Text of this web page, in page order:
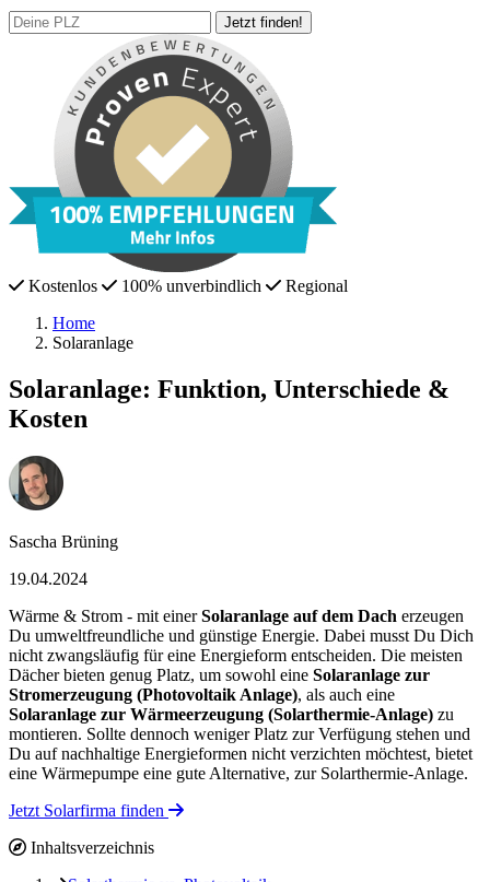
Kostenlos 100% unverbindlich
Regional
Home
Solaranlage
Solaranlage: Funktion, Unterschiede &
Kosten
Sascha Brüning
19.04.2024
Wärme & Strom - mit einerSolaranlage auf dem Dach erzeugen
Du umweltfreundliche und günstige Energie. Dabei musst Du Dich
nicht zwangsläufig für eine Energieform entscheiden. Die meisten
Dächer bieten genug Platz, um sowohl eine Solaranlage zur
Stromerzeugung (Photovoltaik Anlage), als auch eine
Solaranlage zur Wärmeerzeugung (Solarthermie-Anlage) zu
montieren. Sollte dennoch weniger Platz zur Verfügung stehen und
Du auf nachhaltige Energieformen nicht verzichten möchtest, bietet
eine Wärmepumpe eine gute Alternative, zur Solarthermie-Anlage.
Jetzt Solarfirma finden
Inhaltsverzeichnis